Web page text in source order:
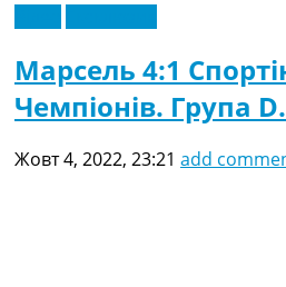
Марсель 4:1
Чемпіонів. Група
Жовт 4, 2022, 23:21 add